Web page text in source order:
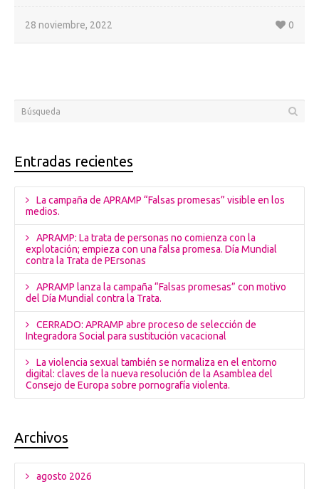
28 noviembre, 2022 0
Entradas recientes
La campaña de APRAMP “Falsas promesas” visible en los
medios.
APRAMP: La trata de personas no comienza con la
explotación; empieza con una falsa promesa. Día Mundial
contra la Trata de PErsonas
APRAMP lanza la campaña “Falsas promesas” con motivo
del Día Mundial contra la Trata.
CERRADO: APRAMP abre proceso de selección de
Integradora Social para sustitución vacacional
La violencia sexual también se normaliza en el entorno
digital: claves de la nueva resolución de la Asamblea del
Consejo de Europa sobre pornografía violenta.
Archivos
agosto 2026